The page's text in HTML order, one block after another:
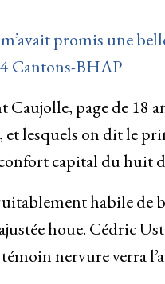
promis une
Cantons-BHAP
page de 18
et lesquels on dit le
capital du huit
habile de
houe. Cédric
nervure verra